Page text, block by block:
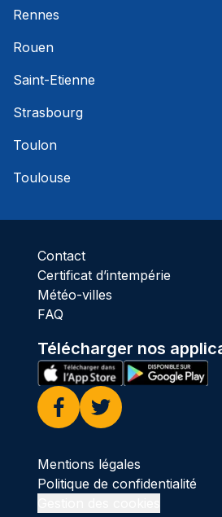
Rennes
Rouen
Saint-Etienne
Strasbourg
Toulon
Toulouse
Contact
Certificat d’intempérie
Météo-villes
FAQ
Télécharger nos
Facebook
Twitter
Mentions légales
Politique de confidentialité